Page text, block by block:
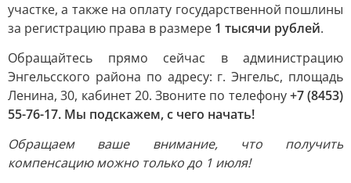
участке, а также на оплату государственной пошлины
за регистрацию права в размере 1 тысячи рублей.
Обращайтесь прямо сейчас в администрацию
Энгельсского района по адресу: г. Энгельс, площадь
Ленина, 30, кабинет 20. Звоните по телефону+7 (8453)
55-76-17. Мы подскажем, с чего начать!
Обращаем ваше внимание, что получить
компенсацию можно только до 1 июля!